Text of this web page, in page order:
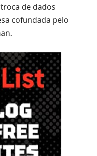
de dados
cofundada pelo